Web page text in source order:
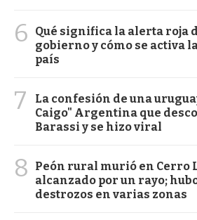
6
Qué significa la alerta roja
gobierno y cómo se activa
país
7
La confesión de una
Caigo" Argentina que
Barassi y se hizo viral
8
Peón rural murió en Cerro
alcanzado por un rayo;
destrozos en varias zonas